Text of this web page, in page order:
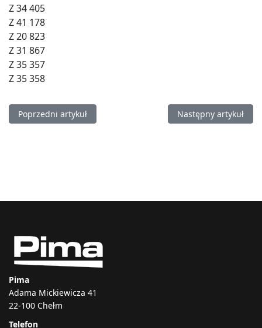
Z 34 405
Z 41 178
Z 20 823
Z 31 867
Z 35 357
Z 35 358
Poprzedni artykuł: John Deere 940
Poprzedni artykuł Następny artykuł:
Następny artykuł
Pima
Adama Mickiewicza 41
22-100 Chełm
Telefon